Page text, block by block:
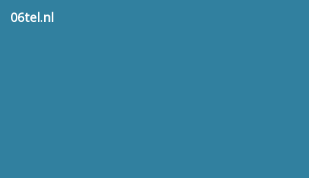
06tel.nl